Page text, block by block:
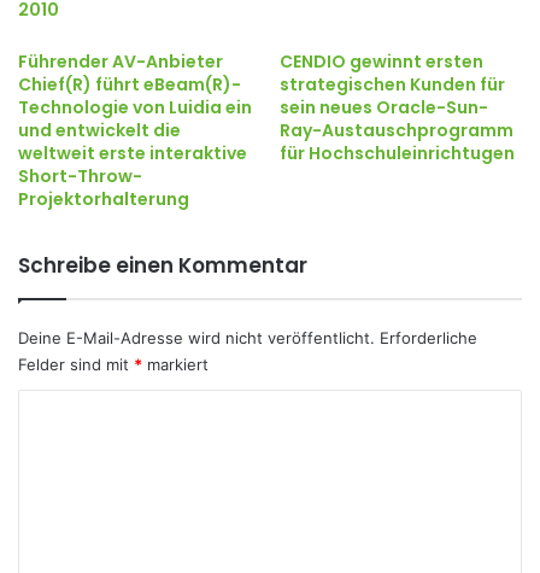
2010
Führender AV-Anbieter
Chief(R) führt eBeam(R)-
Technologie von Luidia ein
und entwickelt die
weltweit erste interaktive
Short-Throw-
Projektorhalterung
CENDIO gewinnt ersten
strategischen Kunden für
sein neues Oracle-Sun-
Ray-Austauschprogramm
für Hochschuleinrichtugen
Schreibe einen Kommentar
Deine E-Mail-Adresse wird nicht veröffentlicht. Erforderliche
Felder sind mit * markiert